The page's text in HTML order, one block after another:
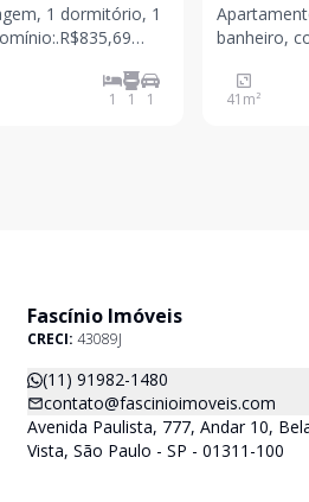
1 dormitório, 1
1 1 1
banheiro, cozinha,
41 m²
Fascínio Imóveis
CRECI: 43089J
(11) 91982-1480
contato@fascinioimoveis.com
Avenida Paulista, 777, Andar 10,
Vista, São Paulo - SP - 01311-100